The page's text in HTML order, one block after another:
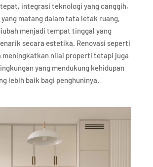
integrasi teknologi yang canggih,
matang dalam tata letak ruang,
menjadi tempat tinggal yang
secara estetika. Renovasi seperti
meningkatkan nilai properti tetapi juga
yang mendukung kehidupan
lebih baik bagi penghuninya.